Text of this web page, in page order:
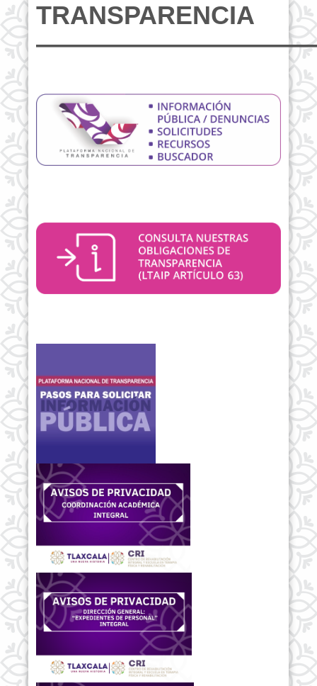
TRANSPARENCIA